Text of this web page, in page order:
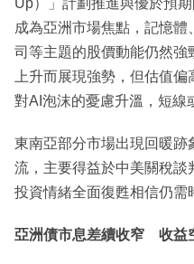
Up）」計劃推進與優於預
成為亞洲市場焦點，記憶
司等主題的股價動能仍然
上升而展現強勢，但估值
對AI泡沫的憂慮升溫，短線
東南亞部分市場出現回暖跡
流，主要得益於中美關稅談
投資情緒全面復甦相信仍需
亞洲債市息差續收窄 收益